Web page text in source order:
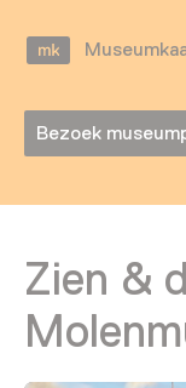
Bezoek
Zien &